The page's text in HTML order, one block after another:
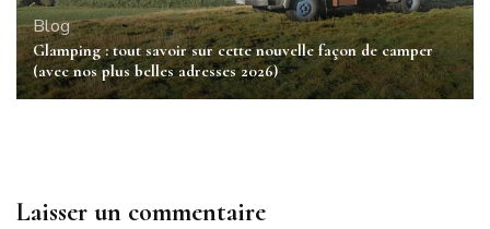
Blog
Glamping : tout savoir sur cette nouvelle façon de camper
(avec nos plus belles adresses 2026)
Laisser un commentaire